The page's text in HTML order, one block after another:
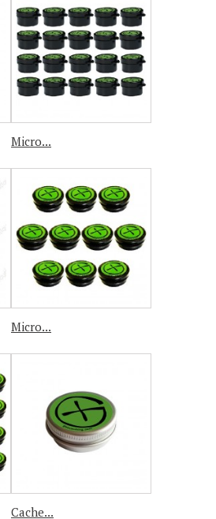
Micro...
Micro...
Cache...